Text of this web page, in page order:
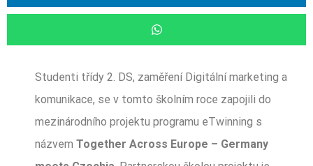
Studenti třídy 2. DS, zaměření Digitální marketing a
komunikace, se v tomto školním roce zapojili do
mezinárodního projektu programu eTwinning s
názvem Together Across Europe – Germany